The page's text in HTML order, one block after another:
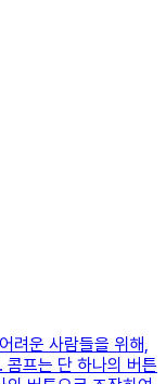
려운 사람들을 위해,
콤프는 단 하나의 버튼